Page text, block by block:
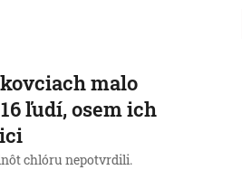
malo
ľudí, osem ich
chlóru nepotvrdili.